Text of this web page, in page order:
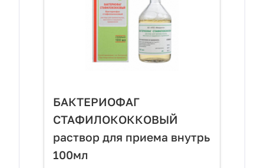
БАКТЕРИОФАГ
СТАФИЛОКОККОВЫЙ
раствор для приема внутрь
100мл